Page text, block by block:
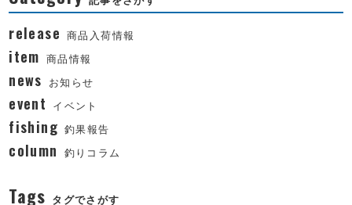
release 商品入荷情報
item 商品情報
news お知らせ
event イベント
fishing 釣果報告
column 釣りコラム
Tags タグでさがす